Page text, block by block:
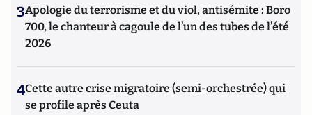
3Apologie du terrorisme et du viol, antisémite : Boro
700, le chanteur à cagoule de l’un des tubes de l’été
2026
4Cette autre crise migratoire (semi-orchestrée) qui
se profile après Ceuta